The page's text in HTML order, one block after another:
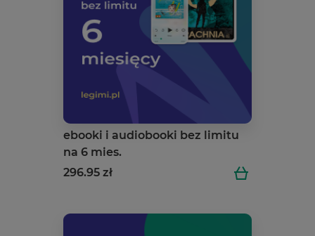
ebooki i audiobooki bez limitu
na 6 mies.
296.95 zł